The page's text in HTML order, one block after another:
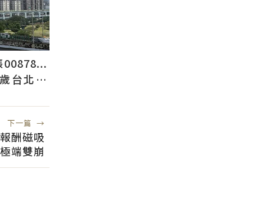
00878...
台北人
下一篇 →
酬磁吸
端雙崩